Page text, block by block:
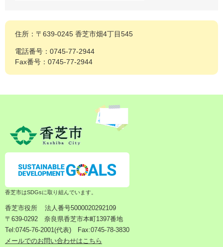
住所：〒639-0245 香芝市畑4丁目545
電話番号：0745-77-2944
Fax番号：0745-77-2944
香芝市はSDGsに取り組んでいます。
香芝市役所
法人番号5000020292109
〒639-0292 奈良県香芝市本町1397番地
Tel:0745-76-2001(代表) Fax:0745-78-3830
メールでのお問い合わせはこちら